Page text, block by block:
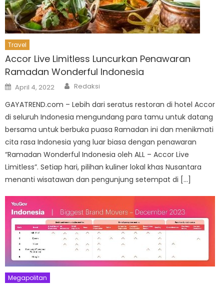
Travel
Accor Live Limitless Luncurkan Penawaran
Ramadan Wonderful Indonesia
Posted
on
April 4, 2022 Author
Redaksi
GAYATREND.com – Lebih dari seratus restoran di hotel Accor
di seluruh Indonesia mengundang para tamu untuk datang
bersama untuk berbuka puasa Ramadan ini dan menikmati
cita rasa Indonesia yang luar biasa dengan penawaran
“Ramadan Wonderful Indonesia oleh ALL – Accor Live
Limitless”. Setiap hari, pilihan kuliner lokal khas Nusantara
menanti wisatawan dan pengunjung setempat di […]
Megapolitan